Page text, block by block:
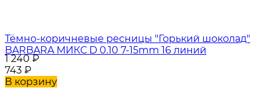
Тёмно-коричневые ресницы "Горький шоколад"
BARBARA МИКС D 0.10 7-15mm 16 линий
1 240₽
743 ₽
В корзину